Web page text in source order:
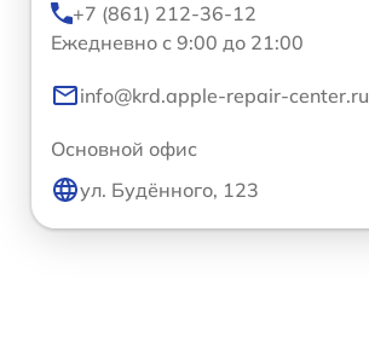
+7 (861) 212-36-12
Ежедневно с 9:00 до 21:00
info@krd.apple-repair-center.ru
Основной офис
ул. Будённого, 123